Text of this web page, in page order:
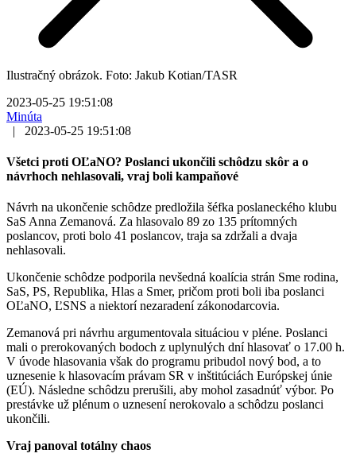
Ilustračný obrázok. Foto: Jakub Kotian/TASR
2023-05-25 19:51:08
Minúta
|
2023-05-25 19:51:08
Všetci proti OĽaNO? Poslanci ukončili schôdzu skôr a o
návrhoch nehlasovali, vraj boli kampaňové
Návrh na ukončenie schôdze predložila šéfka poslaneckého klubu
SaS Anna Zemanová. Za hlasovalo 89 zo 135 prítomných
poslancov, proti bolo 41 poslancov, traja sa zdržali a dvaja
nehlasovali.
Ukončenie schôdze podporila nevšedná koalícia strán Sme rodina,
SaS, PS, Republika, Hlas a Smer, pričom proti boli iba poslanci
OĽaNO, ĽSNS a niektorí nezaradení zákonodarcovia.
Zemanová pri návrhu argumentovala situáciou v pléne. Poslanci
mali o prerokovaných bodoch z uplynulých dní hlasovať o 17.00 h.
V úvode hlasovania však do programu pribudol nový bod, a to
uznesenie k hlasovacím právam SR v inštitúciách Európskej únie
(EÚ). Následne schôdzu prerušili, aby mohol zasadnúť výbor. Po
prestávke už plénum o uznesení nerokovalo a schôdzu poslanci
ukončili.
Vraj panoval totálny chaos